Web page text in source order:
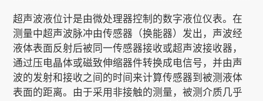
新闻/案例
声科之“芯”
超声波液位计是由微处理器控制的数字液位仪表。在
测量中超声波脉冲由传感器（换能器）发出，声波经
液体表面反射后被同一传感器接收或超声波接收器，
通过压电晶体或磁致伸缩器件转换成电信号，并由声
波的发射和接收之间的时间来计算传感器到被测液体
表面的距离。由于采用非接触的测量，被测介质几乎